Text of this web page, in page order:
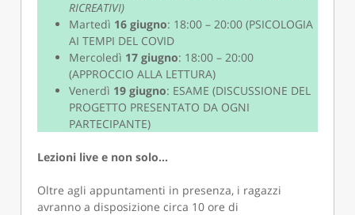
RICREATIVI)
Martedì 16 giugno: 18:00 – 20:00 (PSICOLOGIA
AI TEMPI DEL COVID
Mercoledì 17 giugno: 18:00 – 20:00
(APPROCCIO ALLA LETTURA)
Venerdì 19 giugno: ESAME (DISCUSSIONE DEL
PROGETTO PRESENTATO DA OGNI
PARTECIPANTE)
Lezioni live e non solo…
Oltre agli appuntamenti in presenza, i ragazzi
avranno a disposizione circa 10 ore di